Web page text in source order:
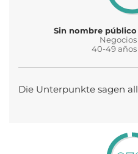
Sin nombre público
Negocios
40-49 años
Die Unterpunkte sagen